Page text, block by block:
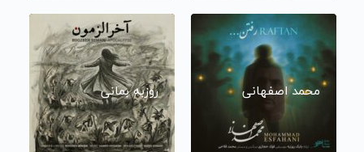
محمد اصفهانی روزبه بمانی